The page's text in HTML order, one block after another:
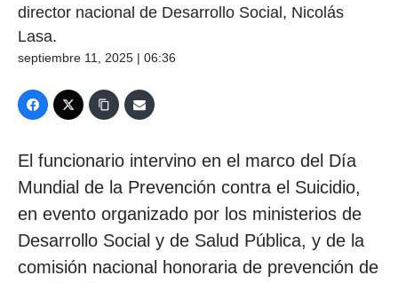
director nacional de Desarrollo Social, Nicolás
Lasa.
septiembre 11, 2025 | 06:36
El funcionario intervino en el marco del Día
Mundial de la Prevención contra el Suicidio,
en evento organizado por los ministerios de
Desarrollo Social y de Salud Pública, y de la
comisión nacional honoraria de prevención de